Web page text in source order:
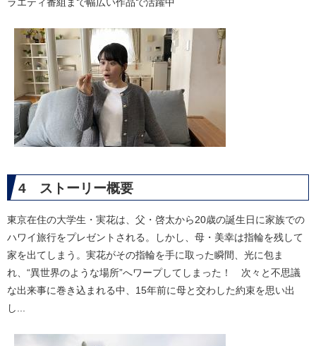
4 ストーリー概要
東京在住の大学生・実花は、父・啓太から20歳の誕生日に家族での
ハワイ旅行をプレゼントされる。しかし、母・美幸は指輪を残して
家を出てしまう。実花がその指輪を手に取った瞬間、光に包ま
れ、“異世界のような場所”へワープしてしまった！ 次々と不思議
な出来事に巻き込まれる中、15年前に母と交わした約束を思い出
し...